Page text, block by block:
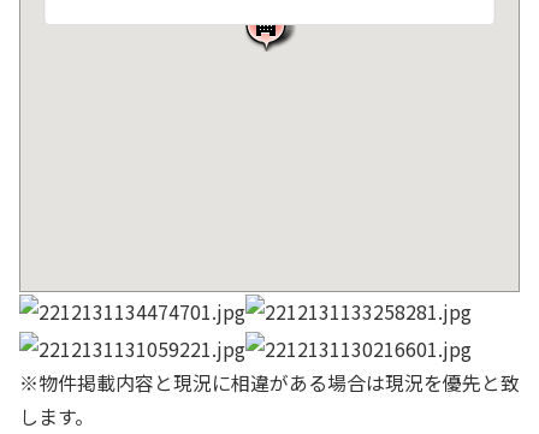
※物件掲載内容と現況に相違がある場合は現況を優先と致
します。